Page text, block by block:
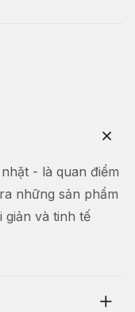
- là quan điểm
những sản phẩm
giản và tinh tế